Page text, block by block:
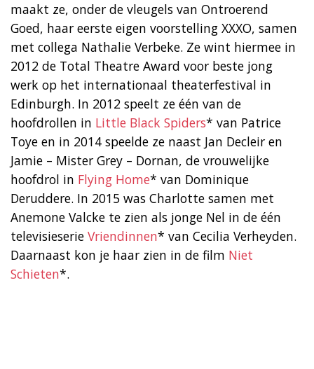
maakt ze, onder de vleugels van Ontroerend
Goed, haar eerste eigen voorstelling XXXO, samen
met collega Nathalie Verbeke. Ze wint hiermee in
2012 de Total Theatre Award voor beste jong
werk op het internationaal theaterfestival in
Edinburgh. In 2012 speelt ze één van de
hoofdrollen in Little Black Spiders* van Patrice
Toye en in 2014 speelde ze naast Jan Decleir en
Jamie – Mister Grey – Dornan, de vrouwelijke
hoofdrol in Flying Home* van Dominique
Deruddere. In 2015 was Charlotte samen met
Anemone Valcke te zien als jonge Nel in de één
televisieserie Vriendinnen* van Cecilia Verheyden.
Daarnaast kon je haar zien in de film Niet
Schieten*.